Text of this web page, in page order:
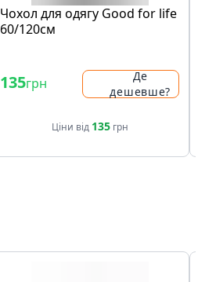
Чохол для одягу Good for life
60/120см
135грн
Де
дешевше?
Ціни від 135грн